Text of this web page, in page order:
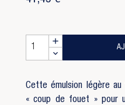
Cette émulsion légère
« coup de fouet » pour